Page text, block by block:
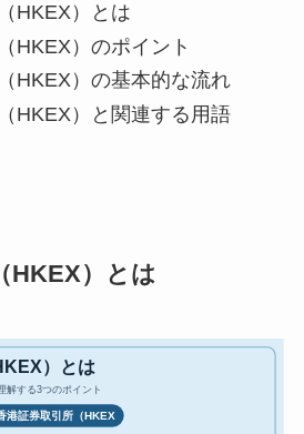
HKEX）とは
HKEX）のポイント
HKEX）の基本的な流れ
HKEX）と関連する用語
HKEX）とは